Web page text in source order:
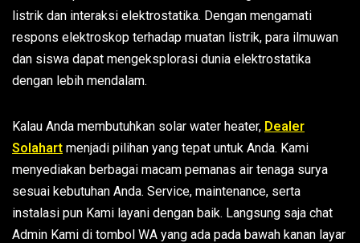
listrik dan interaksi elektrostatika. Dengan mengamati
respons elektroskop terhadap muatan listrik, para ilmuwan
dan siswa dapat mengeksplorasi dunia elektrostatika
dengan lebih mendalam.
Kalau Anda membutuhkan solar water heater, Dealer
Solahart menjadi pilihan yang tepat untuk Anda. Kami
menyediakan berbagai macam pemanas air tenaga surya
sesuai kebutuhan Anda. Service, maintenance, serta
instalasi pun Kami layani dengan baik. Langsung saja chat
Admin Kami di tombol WA yang ada pada bawah kanan layar